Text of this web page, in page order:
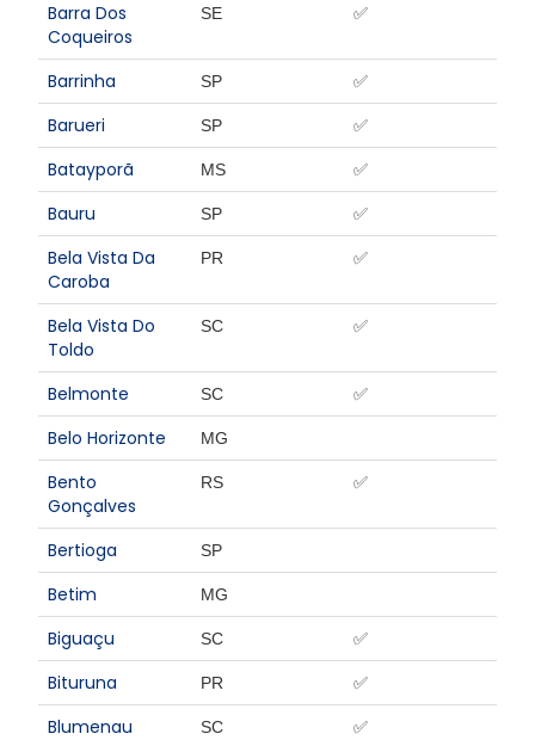
Barra Dos
Coqueiros
SE ✅
Barrinha SP ✅
Barueri SP ✅
Batayporã MS ✅
Bauru SP ✅
Bela Vista Da
Caroba
PR ✅
Bela Vista Do
Toldo
SC ✅
Belmonte SC ✅
Belo Horizonte MG
Bento
Gonçalves
RS ✅
Bertioga SP
Betim MG
Biguaçu SC ✅
Bituruna PR ✅
Blumenau SC ✅